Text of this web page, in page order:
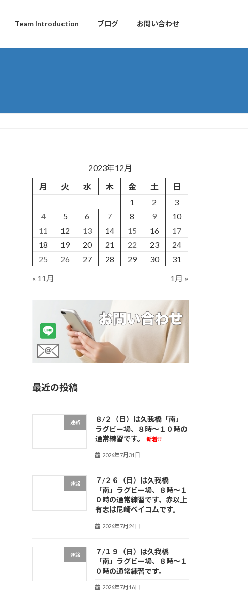
Team Introduction ブログ お問い合わせ
2023年12月
月
火 水 木 金 土
日
1
2
3
4
5 6 7 8 9
10
11
12 13 14 15 16
17
18
19 20 21 22 23
24
25
26 27 28 29 30 31
« 11月 1月 »
最近の投稿
連絡
８/２（日）は久我橋「南」
ラグビー場、８時～１０時の
通常練習です。
新着!!
2026年7月31日
連絡
７/２６（日）は久我橋
「南」ラグビー場、８時～１
０時の通常練習です、赤以上
有志は尼崎ベイコムです。
2026年7月24日
連絡
７/１９（日）は久我橋
「南」ラグビー場、８時～１
０時の通常練習です。
2026年7月16日